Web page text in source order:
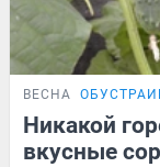
ВЕСНА
Никакой
вкусные